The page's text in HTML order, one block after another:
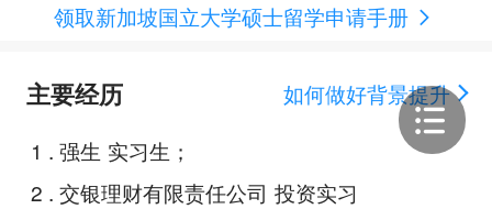
领取新加坡国立大学硕士留学申请手册
主要经历
如何做好背景提升
1 . 强生 实习生；
2 . 交银理财有限责任公司 投资实习